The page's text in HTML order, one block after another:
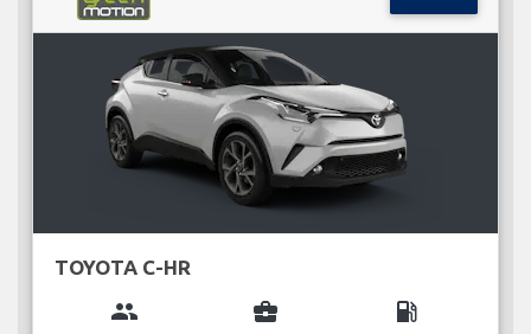
TOYOTA C-HR
group business_center local_gas_station